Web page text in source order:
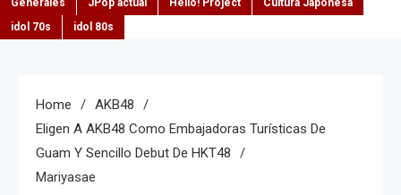
idol 70s
idol 80s
Home
AKB48
Eligen A AKB48 Como Embajadoras Turísticas De
Guam Y Sencillo Debut De HKT48
Mariyasae